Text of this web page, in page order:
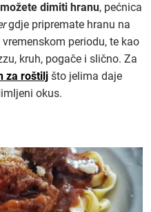
dimiti hranu, pećnica
gdje pripremate hranu na
periodu, te kao
kruh, pogače i slično. Za
za roštilj što jelima daje
okus.